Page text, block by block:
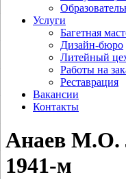
Услуги
Багетная
Дизайн-бюро
Литейный
Работы на
Реставрация
Вакансии
Контакты
Анаев М.О.
1941‑м